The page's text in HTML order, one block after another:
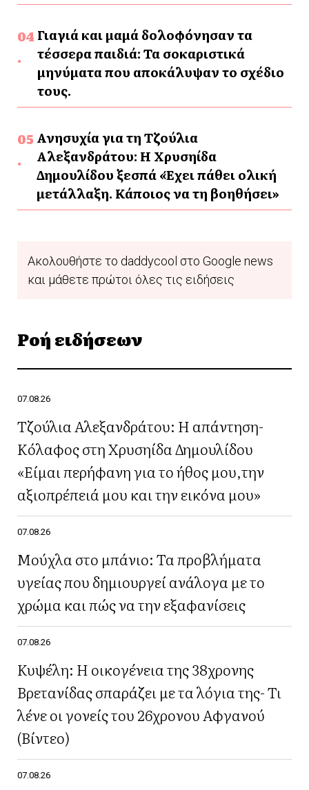
Γιαγιά και μαμά δολοφόνησαν τα
τέσσερα παιδιά: Τα σοκαριστικά
μηνύματα που αποκάλυψαν το σχέδιο
τους.
Ανησυχία για τη Τζούλια
Αλεξανδράτου: Η Χρυσηίδα
Δημουλίδου ξεσπά «Έχει πάθει ολική
μετάλλαξη. Κάποιος να τη βοηθήσει»
Ακολουθήστε το daddycool στο Google news
και μάθετε πρώτοι όλες τις ειδήσεις
Ροή ειδήσεων
07.08.26
Τζούλια Αλεξανδράτου: Η απάντηση-
Κόλαφος στη Χρυσηίδα Δημουλίδου
«Είμαι περήφανη για το ήθος μου,την
αξιοπρέπειά μου και την εικόνα μου»
07.08.26
Μούχλα στο μπάνιο: Τα προβλήματα
υγείας που δημιουργεί ανάλογα με το
χρώμα και πώς να την εξαφανίσεις
07.08.26
Κυψέλη: Η οικογένεια της 38χρονης
Βρετανίδας σπαράζει με τα λόγια της- Τι
λένε οι γονείς του 26χρονου Αφγανού
(Βίντεο)
07.08.26